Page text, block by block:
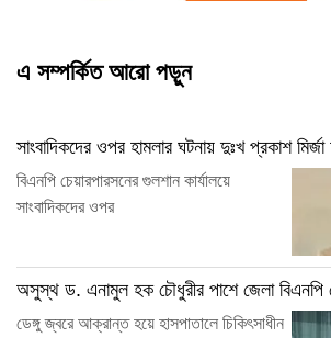
এ সম্পর্কিত আরো পড়ুন
সাংবাদিকদের ওপর হামলার ঘটনায় দুঃখ প্রকাশ
বিএনপি চেয়ারপারসনের গুলশান কার্যালয়ে
সাংবাদিকদের ওপর
অসুস্থ ড. এনামুল হক চৌধুরীর পাশে জেলা বিএনপি
ডেঙ্গু জ্বরে আক্রান্ত হয়ে হাসপাতালে চিকিৎসাধীন